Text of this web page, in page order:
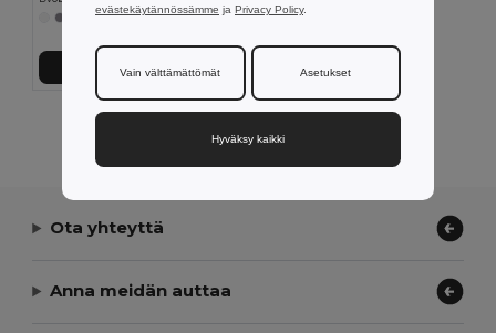
+1 Värit
Lisää Ostokoriin
Ota yhteyttä
Anna meidän auttaa
evästekäytännössämme ja Privacy Policy.
Vain välttämättömät Asetukset
Hyväksy kaikki